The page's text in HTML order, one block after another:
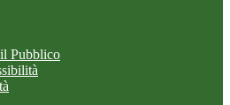
Pubblico